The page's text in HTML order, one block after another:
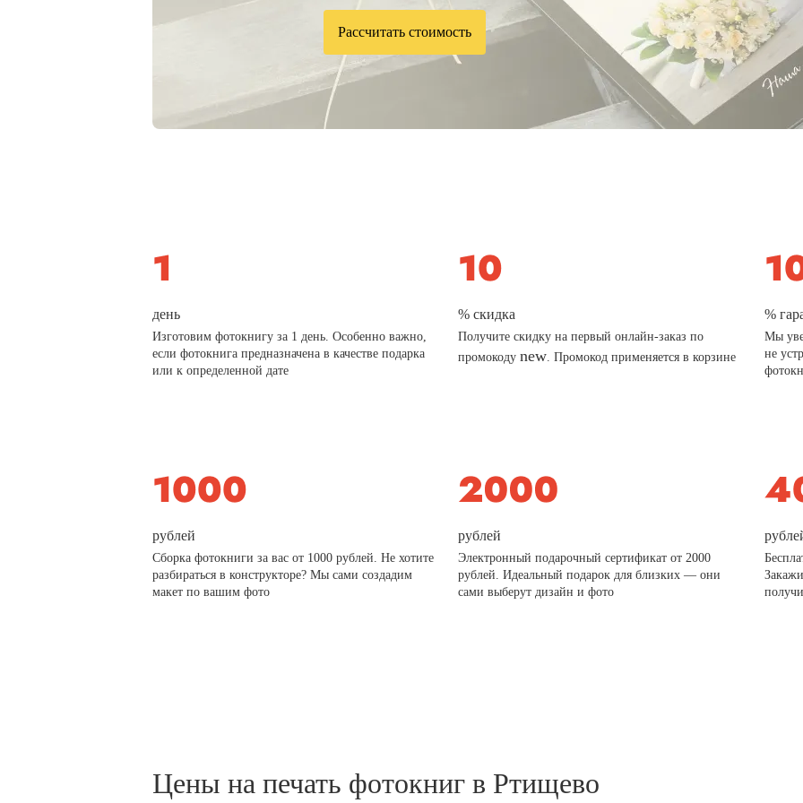
Рассчитать стоимость
день
Изготовим фотокнигу за 1 день. Особенно важно,
если фотокнига предназначена в качестве подарка
или к определенной дате
% скидка
Получите скидку на первый онлайн-заказ по
промокодуnew . Промокод применяется в корзине
%
Мы
не
рублей
Сборка фотокниги за вас от 1000 рублей. Не хотите
разбираться в конструкторе? Мы сами создадим
макет по вашим фото
рублей
Электронный подарочный сертификат от 2000
рублей. Идеальный подарок для близких — они
сами выберут дизайн и фото
Цены на печать фотокниг в Ртищево